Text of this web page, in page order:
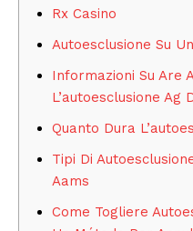
Rx Casino
Autoesclusione Su
Informazioni Su Are
L’autoesclusione Ag
Quanto Dura
Tipi Di
Aams
Come Togliere